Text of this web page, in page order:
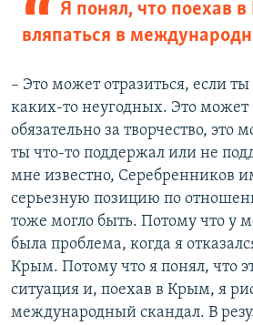
Я понял, что поехав
вляпаться в
– Это может отразиться, если
каких-то неугодных. Это может
обязательно за творчество, это
ты что-то поддержал или не
мне известно, Серебренников
серьезную позицию по
тоже могло быть. Потому что у
была проблема, когда я
Крым. Потому что я понял, что
ситуация и, поехав в Крым, я
международный скандал. В